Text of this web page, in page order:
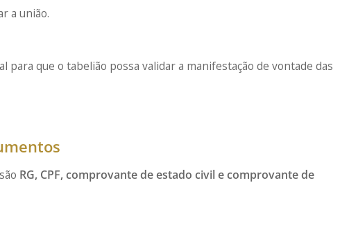
a união.
para que o tabelião possa validar a manifestação de vontade das
RG, CPF, comprovante de estado civil e comprovante de